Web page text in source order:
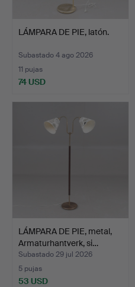
LÁMPARA DE PIE, latón.
Subastado 4 ago 2026
11 pujas
74 USD
LÁMPARA DE PIE, metal,
Armaturhantverk, si…
Subastado 29 jul 2026
5 pujas
53 USD